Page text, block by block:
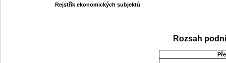
Rejstřík ekonomických subjektů
Rozsah